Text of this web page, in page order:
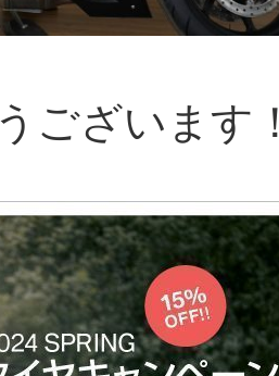
ございます！